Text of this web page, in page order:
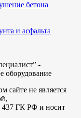
бетона
и асфальта
-
оборудование
сайте не является
437 ГК РФ и носит